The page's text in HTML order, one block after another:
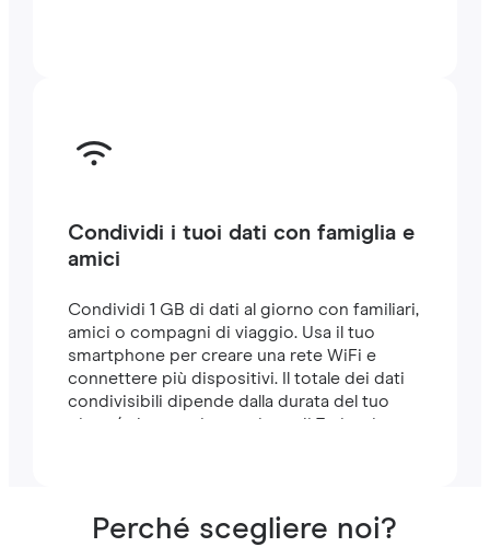
Condividi i tuoi dati con famiglia e
amici
Condividi 1 GB di dati al giorno con familiari,
amici o compagni di viaggio. Usa il tuo
smartphone per creare una rete WiFi e
connettere più dispositivi. Il totale dei dati
condivisibili dipende dalla durata del tuo
piano (ad esempio, un piano di 7 giorni
Perché scegliere noi?